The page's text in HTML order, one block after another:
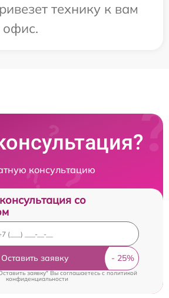
технику к вам
консультацию
со
Оставить заявку
заявку" Вы соглашаетесь c политикой
конфиденциальности